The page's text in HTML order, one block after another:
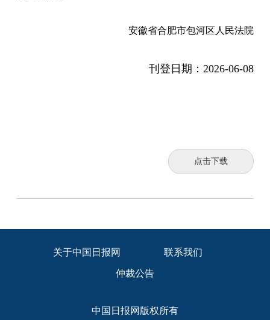
安徽省合肥市包河区人民法院
刊登日期：2026-06-08
点击下载
关于中国日报网 联系我们
仲裁公告
中国日报网版权所有